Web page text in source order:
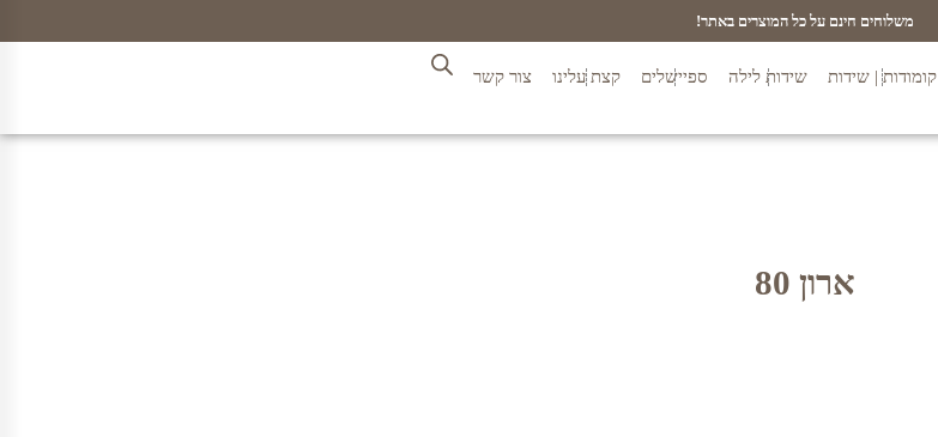
משלוחים חינם על כל המוצרים באתר!
קומודות | שידות שידות לילה ספיישלים קצת עלינו צור קשר
ארון 80